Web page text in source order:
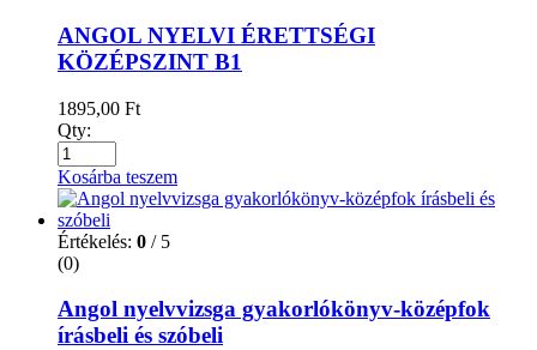
ANGOL NYELVI ÉRETTSÉGI
KÖZÉPSZINT B1
1895,00 Ft
Qty:
Kosárba teszem
Értékelés: 0 / 5
(0)
Angol nyelvvizsga gyakorlókönyv-középfok
írásbeli és szóbeli